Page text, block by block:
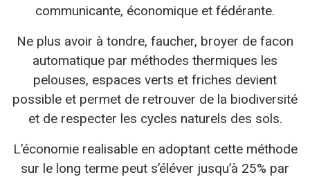
communicante, économique et fédérante.
Ne plus avoir à tondre, faucher, broyer de facon
automatique par méthodes thermiques les
pelouses, espaces verts et friches devient
possible et permet de retrouver de la biodiversité
et de respecter les cycles naturels des sols.
L’économie realisable en adoptant cette méthode
sur le long terme peut s’éléver jusqu’à 25% par